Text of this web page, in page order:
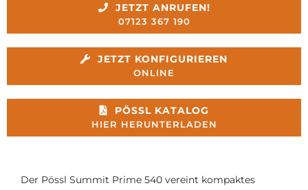
JETZT ANRUFEN!
07123 367 190
JETZT KONFIGURIEREN
ONLINE
PÖSSL KATALOG
HIER HERUNTERLADEN
Der Pössl Summit Prime 540 vereint kompaktes